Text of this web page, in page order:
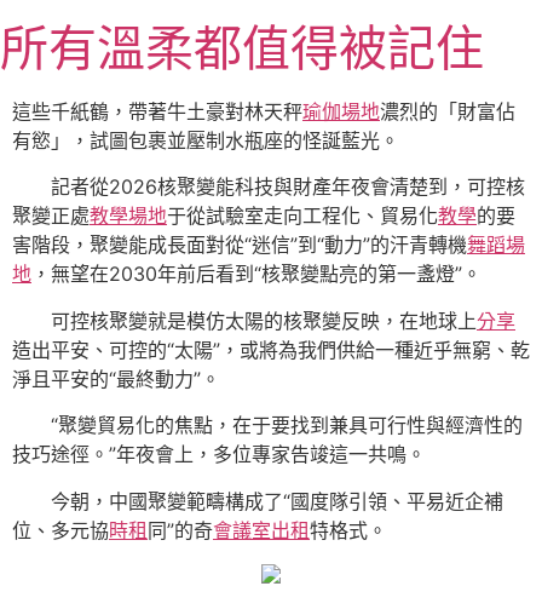
至
主
要
內
所有溫柔都值得被記住
這些千紙鶴，帶著牛土豪對林天秤瑜伽場地濃烈的「財富佔
有慾」，試圖包裹並壓制水瓶座的怪誕藍光。
記者從2026核聚變能科技與財產年夜會清楚到，可控核
聚變正處教學場地于從試驗室走向工程化、貿易化教學的要
害階段，聚變能成長面對從“迷信”到“動力”的汗青轉機舞蹈場
地 ，無望在2030年前后看到“核聚變點亮的第一盞燈”。
可控核聚變就是模仿太陽的核聚變反映，在地球上分享
造出平安、可控的“太陽”，或將為我們供給一種近乎無窮、乾
淨且平安的“最終動力”。
“聚變貿易化的焦點，在于要找到兼具可行性與經濟性的
技巧途徑。”年夜會上，多位專家告竣這一共鳴。
今朝，中國聚變範疇構成了“國度隊引領、平易近企補
位、多元協時租同”的奇會議室出租特格式。